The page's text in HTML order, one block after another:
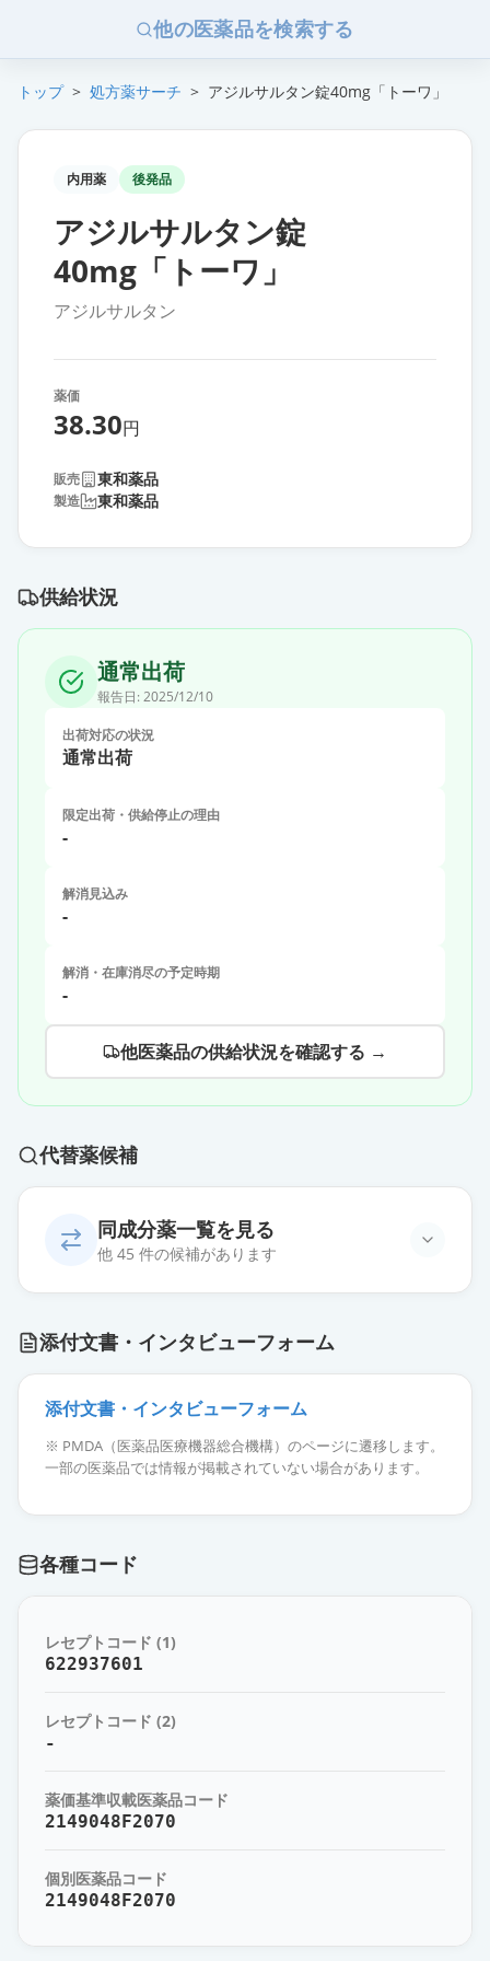
他の医薬品を検索する
トップ > 処方薬サーチ > アジルサルタン錠40mg「トーワ」
内用薬 後発品
アジルサルタン錠
40mg「トーワ」
アジルサルタン
薬価
38.30円
販売 東和薬品
製造 東和薬品
供給状況
通常出荷
報告日: 2025/12/10
出荷対応の状況
通常出荷
限定出荷・供給停止の理由
-
解消見込み
-
解消・在庫消尽の予定時期
-
他医薬品の供給状況を確認する →
代替薬候補
同成分薬一覧を見る
他 45 件の候補があります
バ」
薬価 38.30 円
薬価 38.30 円
通常出荷
アジルサルタン錠40mg「サンド」
薬価 38.30 円
薬価 38.30 円
アジルサルタン錠40mg「JG」
薬価 38.30 円
アジルサルタン錠40mg「サワイ」
薬価 38.30 円
添付文書・インタビューフォーム
添付文書・インタビューフォーム
※ PMDA（医薬品医療機器総合機構）のページに遷移します。
一部の医薬品では情報が掲載されていない場合があります。
各種コード
レセプトコード (1)
622937601
レセプトコード (2)
-
薬価基準収載医薬品コード
2149048F2070
個別医薬品コード
2149048F2070